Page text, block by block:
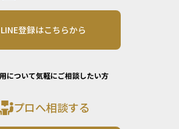
LINE登録はこちらから
について気軽にご相談したい方
プロへ相談する